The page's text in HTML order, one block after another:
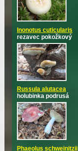
Inonotus cuticularis
rezavec pokožkový
Russula alutacea
holubinka podrusá
Phaeolus schweinitzii